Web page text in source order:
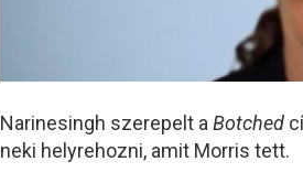
Narinesingh szerepelt aBotched
neki helyrehozni, amit Morris tett.